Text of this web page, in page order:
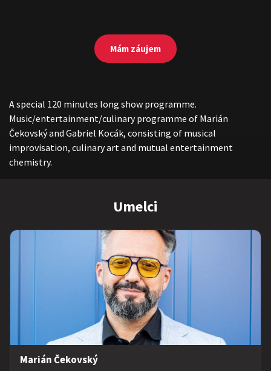
Mám záujem
A special 120 minutes long show programme.
Music/entertainment/culinary programme of Marián
Čekovský and Gabriel Kocák, consisting of musical
improvisation, culinary art and mutual entertainment
chemistry.
Umelci
Marián Čekovský